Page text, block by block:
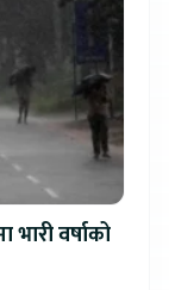
वर्षाको